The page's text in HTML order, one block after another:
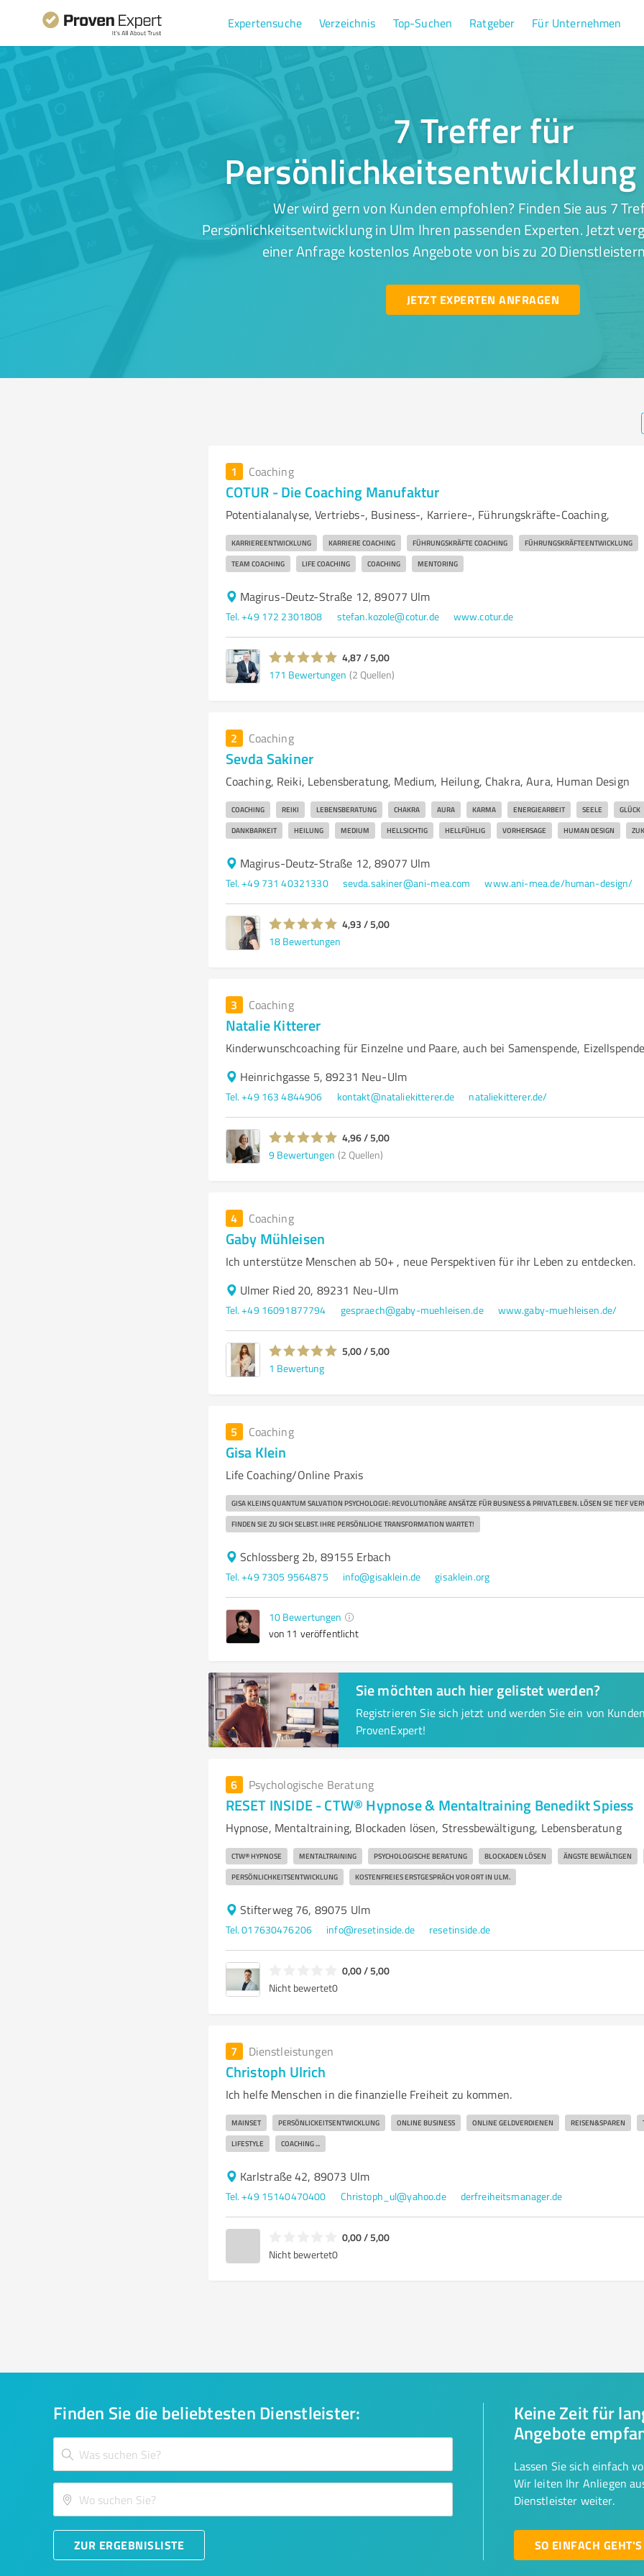
Expertensuche Verzeichnis Top-Suchen Ratgeber Für Unternehmen
7 Treffer für
Wer wird gern von Kunden empfohlen? Finden Sie aus 7
Persönlichkeitsentwicklung in Ulm Ihren passenden Experten. Jetzt
einer Anfrage kostenlos Angebote von bis zu 20
JETZT EXPERTEN ANFRAGEN
1 Coaching
COTUR - Die Coaching Manufaktur
Potentialanalyse, Vertriebs-, Business-, Karriere-, Führungskräfte-Coaching,
KARRIEREENTWICKLUNG KARRIERE COACHING FÜHRUNGSKRÄFTE COACHING FÜHRUNGSKRÄFTEENTWICKLUNG
TEAM COACHING LIFE COACHING COACHING MENTORING
Magirus-Deutz-Straße 12, 89077 Ulm
Tel. +49 172 2301808 stefan.kozole@cotur.de www.cotur.de
4,87 / 5,00
171 Bewertungen (2 Quellen)
2 Coaching
Sevda Sakiner
Coaching, Reiki, Lebensberatung, Medium, Heilung, Chakra, Aura, Human Design
COACHING REIKI LEBENSBERATUNG CHAKRA AURA KARMA ENERGIEARBEIT SEELE GLÜCK
DANKBARKEIT HEILUNG MEDIUM HELLSICHTIG HELLFÜHLIG VORHERSAGE HUMAN DESIGN
Magirus-Deutz-Straße 12, 89077 Ulm
Tel. +49 731 40321330 sevda.sakiner@ani-mea.com www.ani-mea.de/human-design/
4,93 / 5,00
18 Bewertungen
3 Coaching
Natalie Kitterer
Kinderwunschcoaching für Einzelne und Paare, auch bei Samenspende,
Heinrichgasse 5, 89231 Neu-Ulm
Tel. +49 163 4844906 kontakt@nataliekitterer.de nataliekitterer.de/
4,96 / 5,00
9 Bewertungen (2 Quellen)
4 Coaching
Gaby Mühleisen
Ich unterstütze Menschen ab 50+ , neue Perspektiven für ihr Leben zu entdecken.
Ulmer Ried 20, 89231 Neu-Ulm
Tel. +49 16091877794 gespraech@gaby-muehleisen.de www.gaby-muehleisen.de/
5,00 / 5,00
1 Bewertung
5 Coaching
Gisa Klein
Life Coaching/Online Praxis
GISA KLEINS QUANTUM SALVATION PSYCHOLOGIE: REVOLUTIONÄRE ANSÄTZE FÜR BUSINESS & PRIVATLEBEN. LÖSEN SIE TIEF
FINDEN SIE ZU SICH SELBST. IHRE PERSÖNLICHE TRANSFORMATION WARTET!
Schlossberg 2b, 89155 Erbach
Tel. +49 7305 9564875 info@gisaklein.de gisaklein.org
10 Bewertungen
von 11 veröffentlicht
Sie möchten auch hier gelistet werden?
Registrieren Sie sich jetzt und werden Sie ein von
ProvenExpert!
6 Psychologische Beratung
RESET INSIDE - CTW® Hypnose & Mentaltraining Benedikt Spiess
Hypnose, Mentaltraining, Blockaden lösen, Stressbewältigung, Lebensberatung
CTW® HYPNOSE MENTALTRAINING PSYCHOLOGISCHE BERATUNG BLOCKADEN LÖSEN ÄNGSTE BEWÄLTIGEN
PERSÖNLICHKEITSENTWICKLUNG KOSTENFREIES ERSTGESPRÄCH VOR ORT IN ULM.
Stifterweg 76, 89075 Ulm
Tel. 017630476206 info@resetinside.de resetinside.de
0,00 / 5,00
Nicht bewertet0
7 Dienstleistungen
Christoph Ulrich
Ich helfe Menschen in die finanzielle Freiheit zu kommen.
MAINSET PERSÖNLICKEITSENTWICKLUNG ONLINE BUSINESS ONLINE GELDVERDIENEN REISEN&SPAREN
LIFESTYLE COACHING ...
Karlstraße 42, 89073 Ulm
Tel. +49 15140470400 Christoph_ul@yahoo.de derfreiheitsmanager.de
0,00 / 5,00
Nicht bewertet0
Finden Sie die beliebtesten Dienstleister:
ZUR ERGEBNISLISTE
Keine Zeit für
Angebote
Lassen Sie sich einfach
Wir leiten Ihr Anliegen
Dienstleister weiter.
SO EINFACH GEHT'S